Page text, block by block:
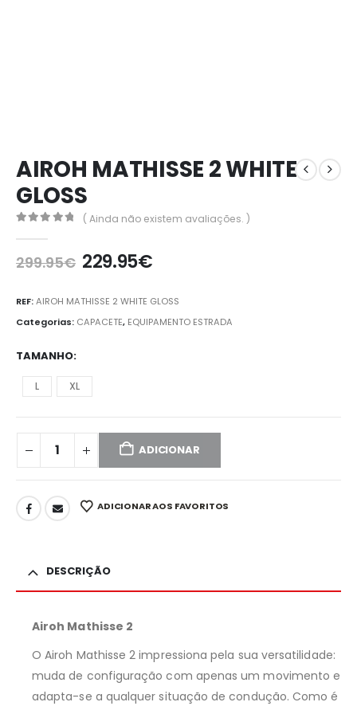
AIROH MATHISSE 2 WHITE
GLOSS
( Ainda não existem avaliações. )
299.95€ 229.95€
REF:AIROH MATHISSE 2 WHITE GLOSS
Categorias: CAPACETE, EQUIPAMENTO ESTRADA
TAMANHO
L XL
ADICIONAR
ADICIONAR AOS FAVORITOS
DESCRIÇÃO
Airoh Mathisse 2
O Airoh Mathisse 2 impressiona pela sua versatilidade:
muda de configuração com apenas um movimento e
adapta-se a qualquer situação de condução. Como é